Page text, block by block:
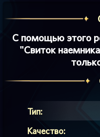
С помощью этого
"Свиток
Тип:
Качество: